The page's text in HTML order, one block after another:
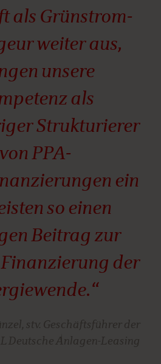
als Grünstrom-
weiter aus,
unsere
als
Strukturierer
von PPA-
ein
so einen
Beitrag zur
der
stv. Geschäftsführer der
Deutsche Anlagen-Leasing